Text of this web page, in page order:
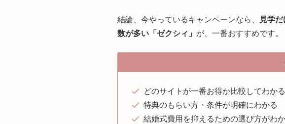
結論、今やっているキャンペーンなら、 見学
数が多い「ゼクシィ」 が、一番おすすめです。
どのサイトが一番お得か比較してわかる
特典のもらい方・条件が明確にわかる
結婚式費用を抑えるための選び方がわ